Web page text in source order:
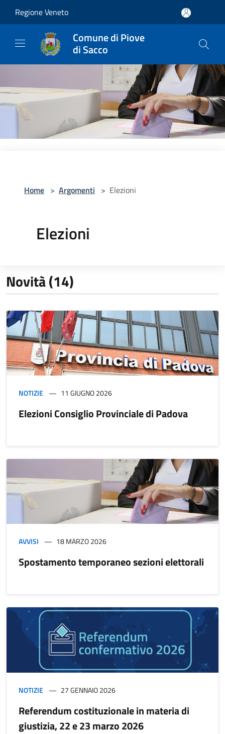
Regione Veneto
Comune di Piove
di Sacco
Home > Argomenti > Elezioni
Elezioni
Novità (14)
NOTIZIE 11 GIUGNO 2026
Elezioni Consiglio Provinciale di Padova
AVVISI 18 MARZO 2026
Spostamento temporaneo sezioni elettorali
NOTIZIE 27 GENNAIO 2026
Referendum costituzionale in materia di
giustizia, 22 e 23 marzo 2026